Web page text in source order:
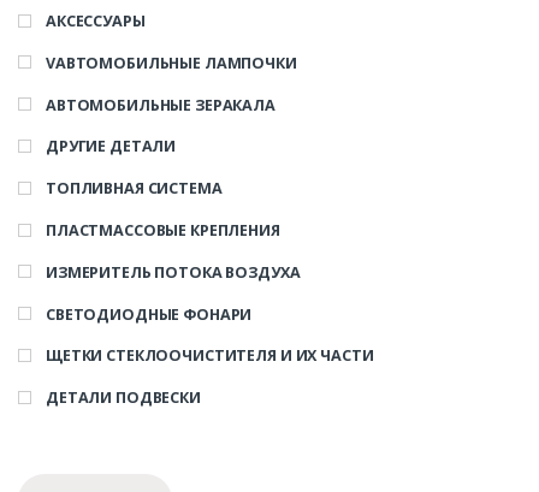
АКСЕССУАРЫ
VАВТОМОБИЛЬНЫЕ ЛАМПОЧКИ
АВТОМОБИЛЬНЫЕ ЗЕРАКАЛА
ДРУГИЕ ДЕТАЛИ
ТОПЛИВНАЯ СИСТЕМА
ПЛАСТМАССОВЫЕ КРЕПЛЕНИЯ
ИЗМЕРИТЕЛЬ ПОТОКА ВОЗДУХА
СВЕТОДИОДНЫЕ ФОНАРИ
ЩЕТКИ СТЕКЛООЧИСТИТЕЛЯ И ИХ ЧАСТИ
ДЕТАЛИ ПОДВЕСКИ